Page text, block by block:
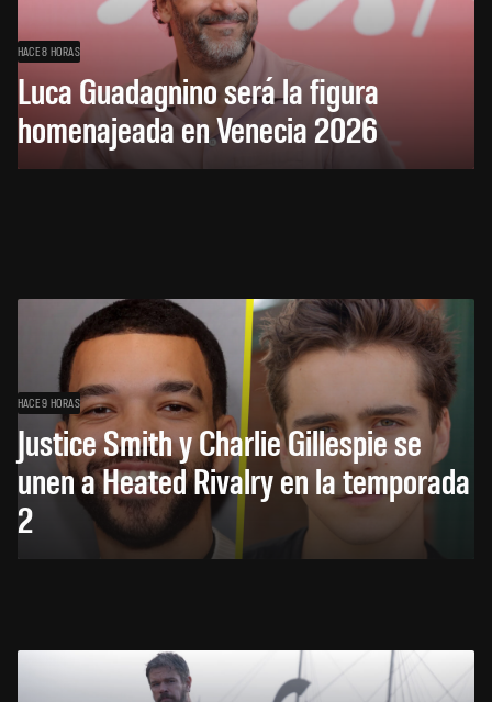
HACE 8 HORAS
Luca Guadagnino será la figura
homenajeada en Venecia 2026
HACE 9 HORAS
Justice Smith y Charlie Gillespie se
unen a Heated Rivalry en la temporada
2